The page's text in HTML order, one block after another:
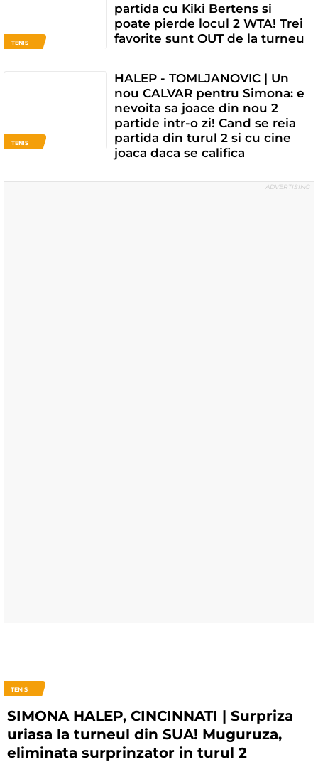
TENIS
partida cu Kiki Bertens si
poate pierde locul 2 WTA! Trei
favorite sunt OUT de la turneu
TENIS
HALEP - TOMLJANOVIC | Un
nou CALVAR pentru Simona: e
nevoita sa joace din nou 2
partide intr-o zi! Cand se reia
partida din turul 2 si cu cine
joaca daca se califica
TENIS
SIMONA HALEP, CINCINNATI | Surpriza
uriasa la turneul din SUA! Muguruza,
eliminata surprinzator in turul 2